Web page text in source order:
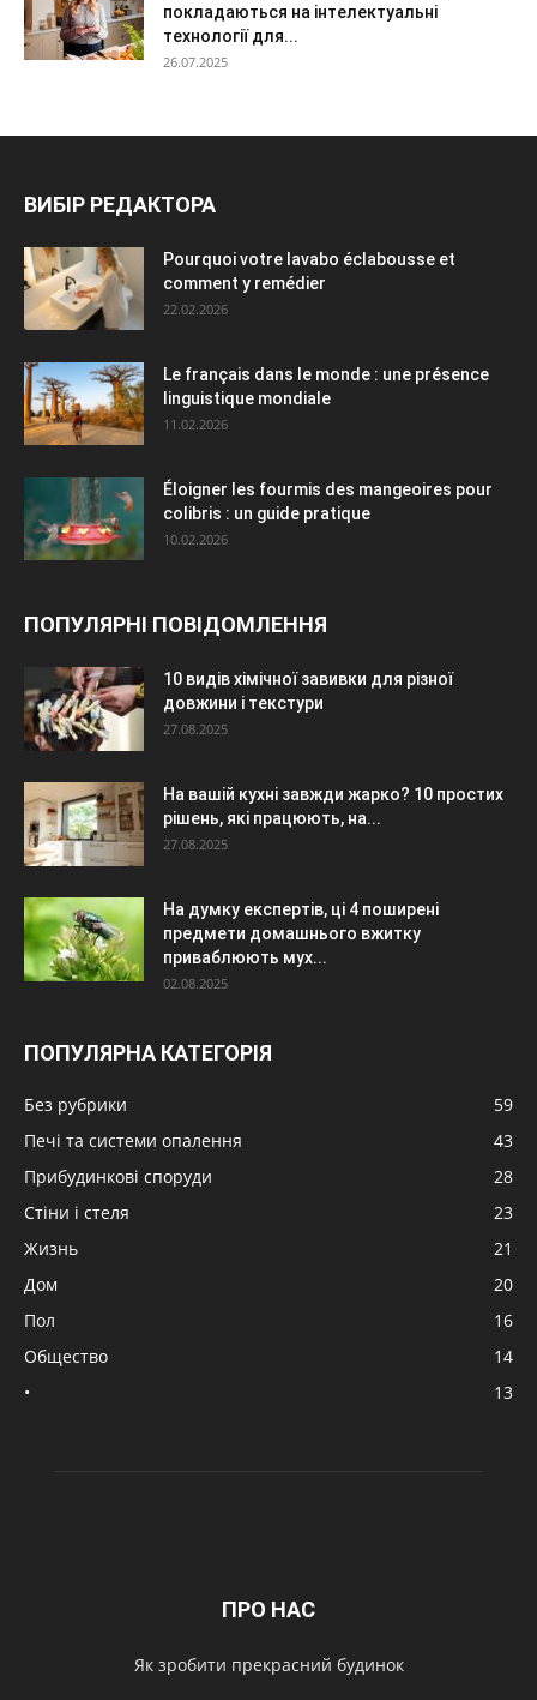
покладаються на інтелектуальні
технології для...
26.07.2025
ВИБІР РЕДАКТОРА
Pourquoi votre lavabo éclabousse et
comment y remédier
22.02.2026
Le français dans le monde : une présence
linguistique mondiale
11.02.2026
Éloigner les fourmis des mangeoires pour
colibris : un guide pratique
10.02.2026
ПОПУЛЯРНІ ПОВІДОМЛЕННЯ
10 видів хімічної завивки для різної
довжини і текстури
27.08.2025
На вашій кухні завжди жарко? 10 простих
рішень, які працюють, на...
27.08.2025
На думку експертів, ці 4 поширені
предмети домашнього вжитку
приваблюють мух...
02.08.2025
ПОПУЛЯРНА КАТЕГОРІЯ
Без рубрики
59
Печі та системи опалення
43
Прибудинкові споруди
28
Стіни і стеля
23
Жизнь
21
Дом
20
Пол
16
Общество
14
•
13
ПРО НАС
Як зробити прекрасний будинок